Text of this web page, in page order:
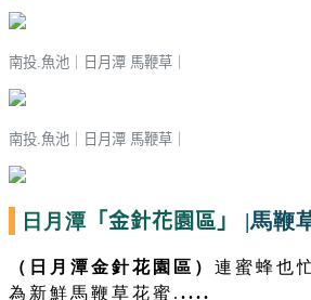
南投.魚池｜ 日月潭 馬鞭草
南投.魚池｜ 日月潭 馬鞭草
日月潭 「金針花園區」 |馬鞭
（日月潭金針花園區） 連蜜蜂也
為新鮮馬鞭草花蜜. ....